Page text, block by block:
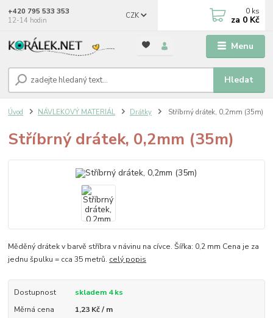
Menu
CZK
Hledat
+420 795 533 353
12-14 hodin
0 ks
za 0 Kč
Úvod NÁVLEKOVÝ MATERIÁL Drátky Stříbrný drátek, 0,2mm (35m)
Stříbrný drátek, 0,2mm (35m)
Měděný drátek v barvě stříbra v návinu na cívce. Šířka: 0,2 mm Cena je za
jednu špulku = cca 35 metrů. celý popis
Dostupnost
skladem 4 ks
Měrná cena
1,23 Kč / m